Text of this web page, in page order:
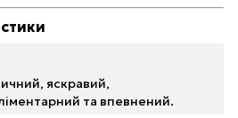
яскравий,
та впевнений.